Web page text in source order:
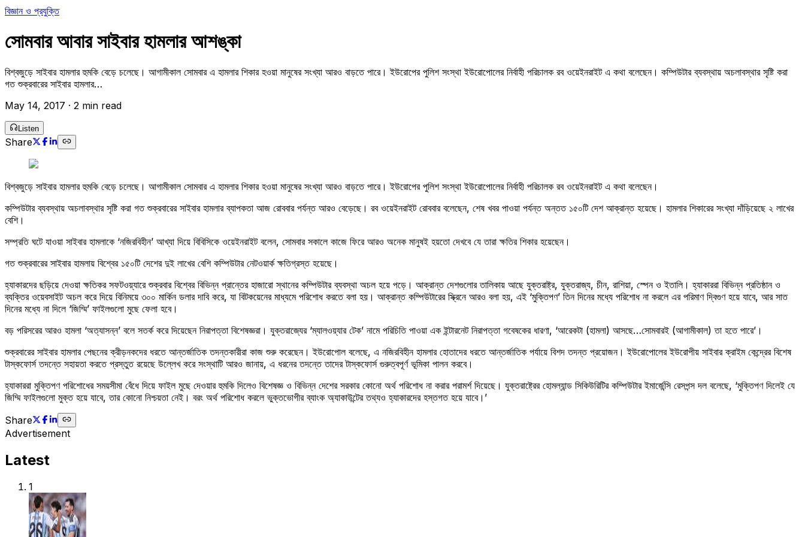
বিজ্ঞান ও প্রযুক্তি
সোমবার আবার সাইবার হামলার আশঙ্কা
বিশ্বজুড়ে সাইবার হামলার হুমকি বেড়ে চলেছে। আগামীকাল সোমবার এ হামলার শিকার হওয়া মানুষের সংখ্যা আরও বাড়তে পারে। ইউরোপের পুলিশ সংস্থা ইউরোপোলের নির্বাহী পরিচালক রব ওয়েইনরাইট এ কথা বলেছেন। কম্পিউটার ব্যবস্থায় অচলাবস্থার সৃষ্টি করা
গত শুক্রবারের সাইবার হামলার…
May 14, 2017 · 2 min read
Listen
Share
বিশ্বজুড়ে সাইবার হামলার হুমকি বেড়ে চলেছে। আগামীকাল সোমবার এ হামলার শিকার হওয়া মানুষের সংখ্যা আরও বাড়তে পারে। ইউরোপের পুলিশ সংস্থা ইউরোপোলের নির্বাহী পরিচালক রব ওয়েইনরাইট এ কথা বলেছেন।
কম্পিউটার ব্যবস্থায় অচলাবস্থার সৃষ্টি করা গত শুক্রবারের সাইবার হামলার ব্যাপকতা আজ রোববার পর্যন্ত আরও বেড়েছে। রব ওয়েইনরাইট রোববার বলেছেন, শেষ খবর পাওয়া পর্যন্ত অন্তত ১৫০টি দেশ আক্রান্ত হয়েছে। হামলার শিকারের সংখ্যা দাঁড়িয়েছে ২ লাখের
বেশি।
সম্প্রতি ঘটে যাওয়া সাইবার হামলাকে ‘নজিরবিহীন’ আখ্যা দিয়ে বিবিসিকে ওয়েইনরাইট বলেন, সোমবার সকালে কাজে ফিরে আরও অনেক মানুষই হয়তো দেখবে যে তারা ক্ষতির শিকার হয়েছেন।
গত শুক্রবারের সাইবার হামলায় বিশ্বের ১৫০টি দেশের দুই লাখের বেশি কম্পিউটার নেটওয়ার্ক ক্ষতিগ্রস্ত হয়েছে।
হ্যাকারদের ছড়িয়ে দেওয়া ক্ষতিকর সফটওয়্যারে শুক্রবার বিশ্বের বিভিন্ন প্রান্তের হাজারো স্থানের কম্পিউটার ব্যবস্থা অচল হয়ে পড়ে। আক্রান্ত দেশগুলোর তালিকায় আছে যুক্তরাষ্ট্র, যুক্তরাজ্য, চীন, রাশিয়া, স্পেন ও ইতালি। হ্যাকাররা বিভিন্ন প্রতিষ্ঠান ও
ব্যক্তির ওয়েবসাইট অচল করে দিয়ে বিনিময়ে ৩০০ মার্কিন ডলার দাবি করে, যা বিটকয়েনের মাধ্যমে পরিশোধ করতে বলা হয়। আক্রান্ত কম্পিউটারের স্ক্রিনে আরও বলা হয়, এই ‘মুক্তিপণ’ তিন দিনের মধ্যে পরিশোধ না করলে এর পরিমাণ দ্বিগুণ হয়ে যাবে, আর সাত
দিনের মধ্যে না দিলে ‘জিম্মি’ ফাইলগুলো মুছে ফেলা হবে।
বড় পরিসরের আরও হামলা ‘অত্যাসন্ন’ বলে সতর্ক করে দিয়েছেন নিরাপত্তা বিশেষজ্ঞরা। যুক্তরাজ্যের ‘ম্যালওয়্যার টেক’ নামে পরিচিতি পাওয়া এক ইন্টারনেট নিরাপত্তা গবেষকের ধারণা, ‘আরেকটা (হামলা) আসছে…সোমবারই (আগামীকাল) তা হতে পারে’।
শুক্রবারের সাইবার হামলার পেছনের ক্রীড়নকদের ধরতে আন্তর্জাতিক তদন্তকারীরা কাজ শুরু করেছেন। ইউরোপোল বলেছে, এ নজিরবিহীন হামলার হোতাদের ধরতে আন্তর্জাতিক পর্যায়ে বিশদ তদন্ত প্রয়োজন। ইউরোপোলের ইউরোপীয় সাইবার ক্রাইম কেন্দ্রের বিশেষ
টাস্কফোর্স তদন্তে সহায়তা করতে প্রস্তুত রয়েছে উল্লেখ করে সংস্থাটি আরও জানায়, এ ধরনের তদন্তে তাদের টাস্কফোর্স গুরুত্বপূর্ণ ভূমিকা পালন করবে।
হ্যাকাররা মুক্তিপণ পরিশোধের সময়সীমা বেঁধে দিয়ে ফাইল মুছে দেওয়ার হুমকি দিলেও বিশেষজ্ঞ ও বিভিন্ন দেশের সরকার কোনো অর্থ পরিশোধ না করার পরামর্শ দিয়েছে। যুক্তরাষ্ট্রের হোমল্যান্ড সিকিউরিটির কম্পিউটার ইমার্জেন্সি রেসপন্স দল বলেছে, ‘মুক্তিপণ দিলেই যে
জিম্মি ফাইলগুলো মুক্ত হয়ে যাবে, তার কোনো নিশ্চয়তা নেই। বরং অর্থ পরিশোধ করলে ভুক্তভোগীর ব্যাংক অ্যাকাউন্টের তথ্যও হ্যাকারদের হস্তগত হয়ে যাবে।’
Share
Advertisement
Latest
1